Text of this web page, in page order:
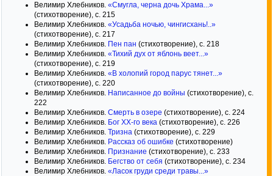
Велимир Хлебников. «Смугла, черна дочь Храма...»
(стихотворение), с. 215
Велимир Хлебников. «Усадьба ночью, чингисхань!..»
(стихотворение), с. 217
Велимир Хлебников. Пен пан (стихотворение), с. 218
Велимир Хлебников. «Тихий дух от яблонь веет...»
(стихотворение), с. 219
Велимир Хлебников. «В холопий город парус тянет...»
(стихотворение), с. 220
Велимир Хлебников. Написанное до войны (стихотворение), с.
222
Велимир Хлебников. Смерть в озере (стихотворение), с. 224
Велимир Хлебников. Бог ХХ-го века (стихотворение), с. 226
Велимир Хлебников. Тризна (стихотворение), с. 229
Велимир Хлебников. Рассказ об ошибке (стихотворение)
Велимир Хлебников. Признание (стихотворение), с. 233
Велимир Хлебников. Бегство от себя (стихотворение), с. 234
Велимир Хлебников. «Ласок груди среди травы...»